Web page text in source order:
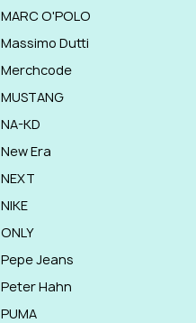
MARC O'POLO
Massimo Dutti
Merchcode
MUSTANG
NA-KD
New Era
NEXT
NIKE
ONLY
Pepe Jeans
Peter Hahn
PUMA